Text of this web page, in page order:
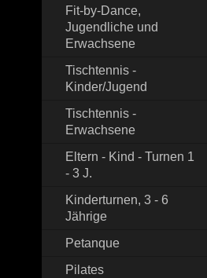
Fit-by-Dance,
Jugendliche und
Erwachsene
Tischtennis -
Kinder/Jugend
Tischtennis -
Erwachsene
Eltern - Kind - Turnen 1
- 3 J.
Kinderturnen, 3 - 6
Jährige
Petanque
Pilates